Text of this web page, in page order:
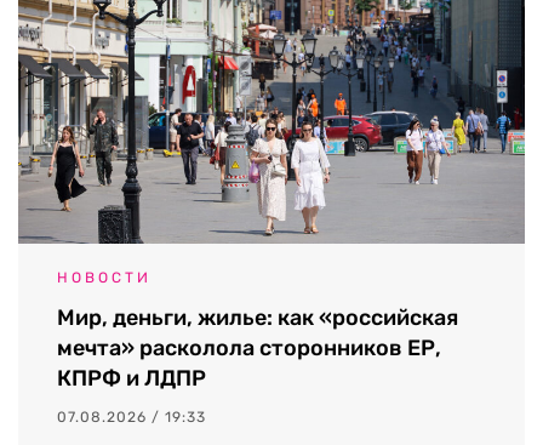
НОВОСТИ
Мир, деньги, жилье: как «российская
мечта» расколола сторонников ЕР,
КПРФ и ЛДПР
07.08.2026 / 19:33